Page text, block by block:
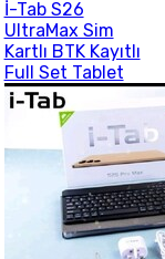
İ-Tab S26
UltraMax Sim
Kartlı BTK Kayıtlı
Full Set Tablet